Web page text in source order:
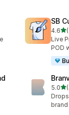
SB
4.65
合計
Live
POD
5.05
合計
brand